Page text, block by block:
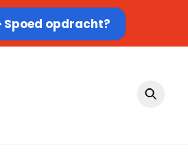
Spoed opdracht?